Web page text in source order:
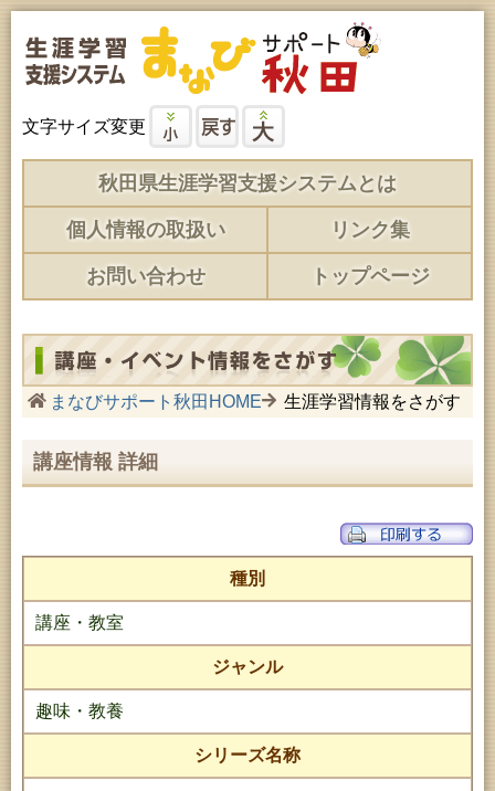
文字サイズ変更
秋田県生涯学習支援システムとは
個人情報の取扱い リンク集
お問い合わせ トップページ
まなびサポート秋田HOME 生涯学習情報をさがす
講座情報 詳細
種別
講座・教室
ジャンル
趣味・教養
シリーズ名称